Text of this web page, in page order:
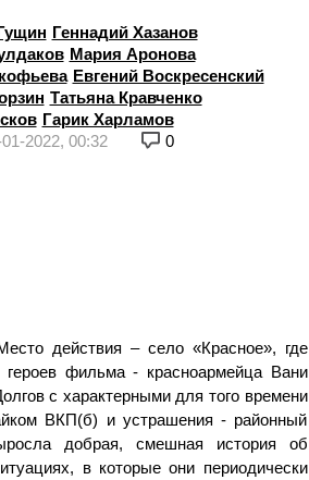
Геннадий Хазанов
Мария Аронова
Евгений Воскресенский
Татьяна Кравченко
Гарик Харламов
2022, 00:32 0
действия – село «Красное», где
героев фильма - красноармейца Вани
с характерными для того времени
ВКП(б) и устрашения - районный
добрая, смешная история об
в которые они периодически